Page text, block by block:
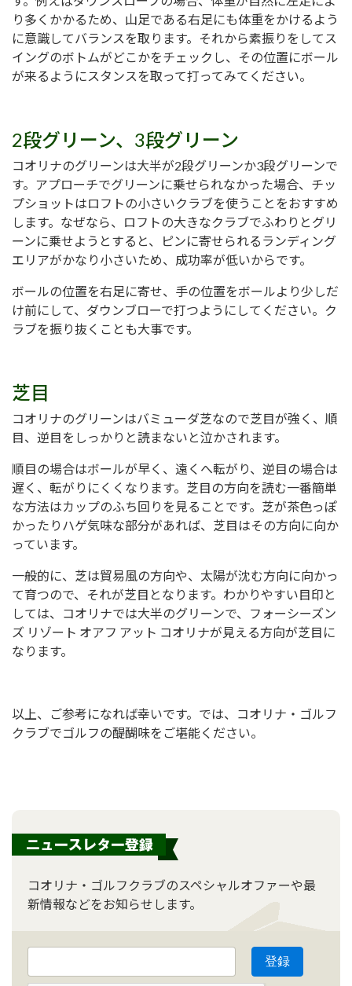
り多くかかるため、山足である右足にも体重をかけるよう
に意識してバランスを取ります。それから素振りをしてス
イングのボトムがどこかをチェックし、その位置にボール
が来るようにスタンスを取って打ってみてください。
2段グリーン、3段グリーン
コオリナのグリーンは大半が2段グリーンか3段グリーンで
す。アプローチでグリーンに乗せられなかった場合、チッ
プショットはロフトの小さいクラブを使うことをおすすめ
します。なぜなら、ロフトの大きなクラブでふわりとグリ
ーンに乗せようとすると、ピンに寄せられるランディング
エリアがかなり小さいため、成功率が低いからです。
ボールの位置を右足に寄せ、手の位置をボールより少しだ
け前にして、ダウンブローで打つようにしてください。ク
ラブを振り抜くことも大事です。
芝目
コオリナのグリーンはバミューダ芝なので芝目が強く、順
目、逆目をしっかりと読まないと泣かされます。
順目の場合はボールが早く、遠くへ転がり、逆目の場合は
遅く、転がりにくくなります。芝目の方向を読む一番簡単
な方法はカップのふち回りを見ることです。芝が茶色っぽ
かったりハゲ気味な部分があれば、芝目はその方向に向か
っています。
一般的に、芝は貿易風の方向や、太陽が沈む方向に向かっ
て育つので、それが芝目となります。わかりやすい目印と
しては、コオリナでは大半のグリーンで、フォーシーズン
ズ リゾート オアフ アット コオリナが見える方向が芝目に
なります。
以上、ご参考になれば幸いです。では、コオリナ・ゴルフ
クラブでゴルフの醍醐味をご堪能ください。
コオリナ・ゴルフクラブのスペシャルオファーや最
新情報などをお知らせします。